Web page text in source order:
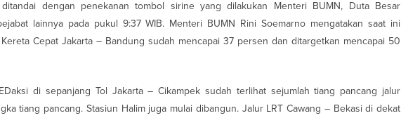
dengan penekanan tombol sirine yang dilakukan Menteri BUMN, Duta Besar
lainnya pada pukul 9:37 WIB. Menteri BUMN Rini Soemarno mengatakan saat ini
Cepat Jakarta – Bandung sudah mencapai 37 persen dan ditargetkan mencapai 50
di sepanjang Tol Jakarta – Cikampek sudah terlihat sejumlah tiang pancang jalur
tiang pancang. Stasiun Halim juga mulai dibangun. Jalur LRT Cawang – Bekasi di dekat